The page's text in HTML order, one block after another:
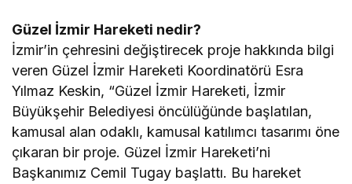
Güzel İzmir Hareketi nedir?
İzmir’in çehresini değiştirecek proje hakkında bilgi
veren Güzel İzmir Hareketi Koordinatörü Esra
Yılmaz Keskin, “Güzel İzmir Hareketi, İzmir
Büyükşehir Belediyesi öncülüğünde başlatılan,
kamusal alan odaklı, kamusal katılımcı tasarımı öne
çıkaran bir proje. Güzel İzmir Hareketi’ni
Başkanımız Cemil Tugay başlattı. Bu hareket